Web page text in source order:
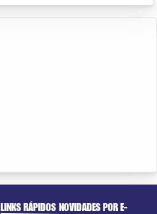
LINKS RÁPIDOS NOVIDADES POR E-